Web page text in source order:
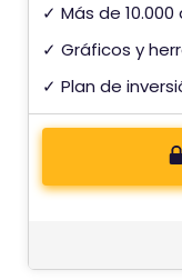
✓ Más de
✓ Gráficos y
✓ Plan de